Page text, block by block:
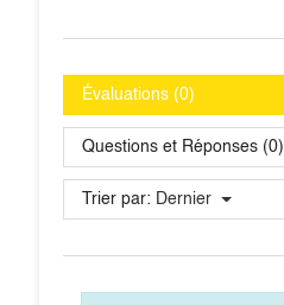
Évaluations (0)
Questions et Réponses (0)
Trier par: Dernier